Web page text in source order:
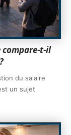
compare-t-il
du salaire
un sujet